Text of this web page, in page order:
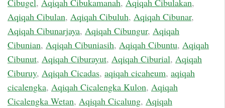
Cibugel, Aqiqah Cibukamanah, Aqiqah Cibulakan,
Aqiqah Cibulan, Aqiqah Cibuluh, Aqiqah Cibunar,
Aqiqah Cibunarjaya, Aqiqah Cibungur, Aqiqah
Cibunian, Aqiqah Cibuniasih, Aqiqah Cibuntu, Aqiqah
Cibunut, Aqiqah Ciburayut, Aqiqah Ciburial, Aqiqah
Ciburuy, Aqiqah Cicadas, aqiqah cicaheum, aqiqah
cicalengka, Aqiqah Cicalengka Kulon, Aqiqah
Cicalengka Wetan, Aqiqah Cicalung, Aqiqah